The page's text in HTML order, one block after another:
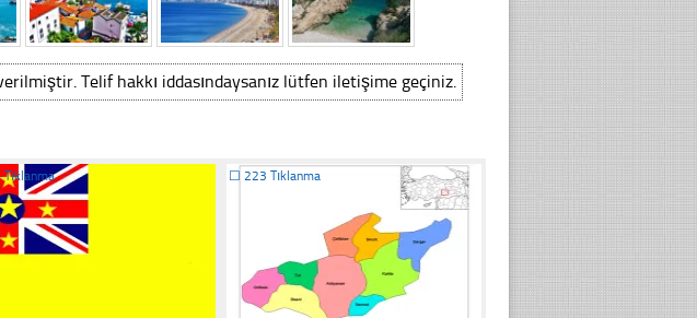
Telif hakkı iddasındaysanız lütfen iletişime geçiniz.
☐ 223 Tıklanma